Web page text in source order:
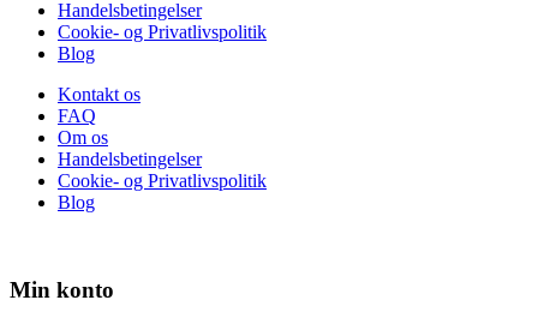
Handelsbetingelser
Cookie- og Privatlivspolitik
Blog
Kontakt os
FAQ
Om os
Handelsbetingelser
Cookie- og Privatlivspolitik
Blog
Min konto